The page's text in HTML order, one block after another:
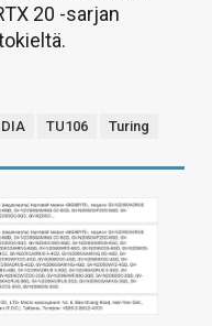
20 -sarjan
TU106 Turing